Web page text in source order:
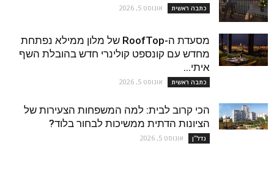
כתבה ראשית אוגוסט 5, 2026
מסעדת ה-RoofTop של מלון ממילא נפתחת
מחדש עם קונספט קולינרי חדש בהובלת השף
איתי...
כתבה ראשית אוגוסט 5, 2026
הכי קרוב לבית: למה המשפחות הצעירות של
הציונות הדתית ממשיכות לבחור בלוד?
נדל''ן אוגוסט 5, 2026